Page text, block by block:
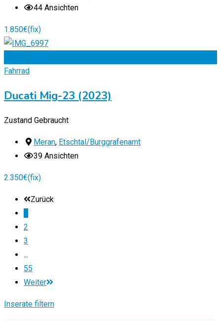
44 Ansichten
1.850€(fix)
Fahrrad
Ducati Mig-23 (2023)
Zustand Gebraucht
Meran, Etschtal/Burggrafenamt
39 Ansichten
2.350€(fix)
Zurück
2
3
...
55
Weiter
Inserate filtern